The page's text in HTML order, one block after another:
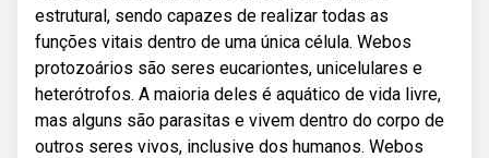
estrutural, sendo capazes de realizar todas as
funções vitais dentro de uma única célula. Webos
protozoários são seres eucariontes, unicelulares e
heterótrofos. A maioria deles é aquático de vida livre,
mas alguns são parasitas e vivem dentro do corpo de
outros seres vivos, inclusive dos humanos. Webos